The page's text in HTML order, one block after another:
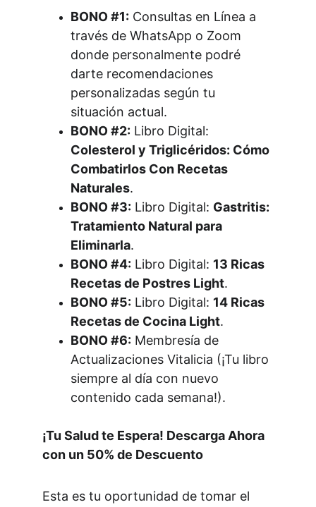
BONO #1: Consultas en Línea a
través de WhatsApp o Zoom
donde personalmente podré
darte recomendaciones
personalizadas según tu
situación actual.
BONO #2: Libro Digital:
Colesterol y Triglicéridos: Cómo
Combatirlos Con Recetas
Naturales.
BONO #3: Libro Digital: Gastritis:
Tratamiento Natural para
Eliminarla.
BONO #4: Libro Digital: 13 Ricas
Recetas de Postres Light.
BONO #5: Libro Digital: 14 Ricas
Recetas de Cocina Light.
BONO #6: Membresía de
Actualizaciones Vitalicia (¡Tu libro
siempre al día con nuevo
contenido cada semana!).
¡Tu Salud te Espera! Descarga Ahora
con un 50% de Descuento
Esta es tu oportunidad de tomar el